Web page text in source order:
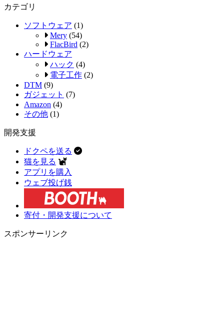
カテゴリ
ソフトウェア (1)
Mery (54)
FlacBird (2)
ハードウェア
ハック (4)
電子工作 (2)
DTM (9)
ガジェット (7)
Amazon (4)
その他 (1)
開発支援
ドクペを送る
猫を見る
アプリを購入
ウェブ投げ銭
寄付・開発支援について
スポンサーリンク